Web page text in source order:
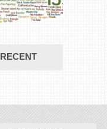
RECENT